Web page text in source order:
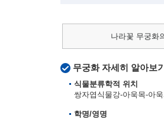
나라꽃 무궁화
무궁화 자세히 알아보
식물분류학적 위치
쌍자엽식물강-아욱목-아
학명/영명